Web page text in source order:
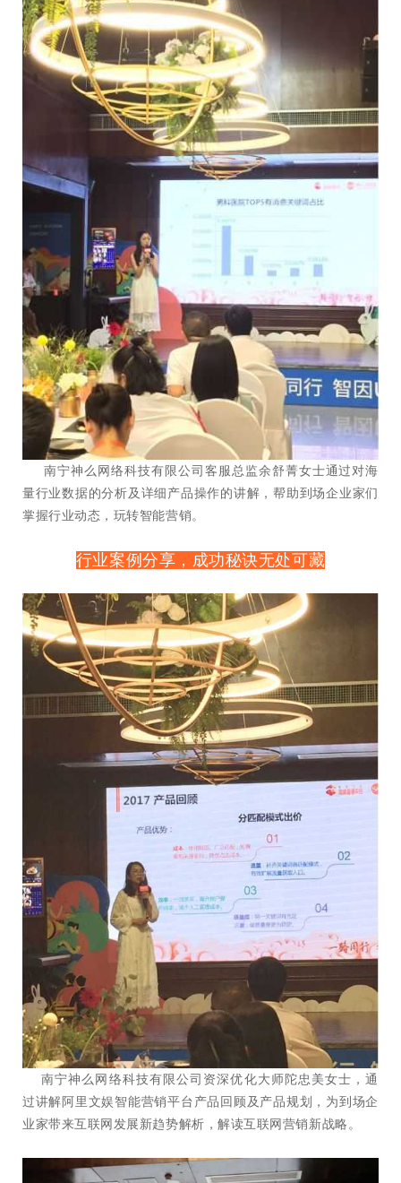
南宁神么网络科技有限公司客服总监余舒菁女士通过对海
量行业数据的分析及详细产品操作的讲解，帮助到场企业家们
掌握行业动态，玩转智能营销。
行业案例分享，成功秘诀无处可藏
南宁神么网络科技有限公司资深优化大师陀忠美女士，通
过讲解阿里文娱智能营销平台产品回顾及产品规划，为到场企
业家带来互联网发展新趋势解析，解读互联网营销新战略。